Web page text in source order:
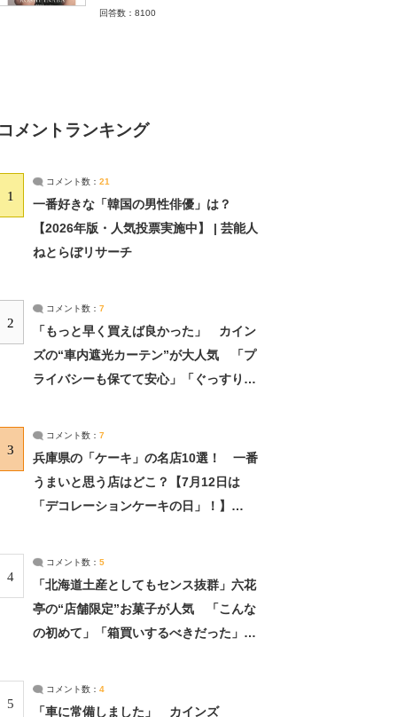
回答数：8100
コメントランキング
1
コメント数： 21
一番好きな「韓国の男性俳優」は？
【2026年版・人気投票実施中】 | 芸能人
ねとらぼリサーチ
2
コメント数： 7
「もっと早く買えば良かった」 カイン
ズの“車内遮光カーテン”が大人気 「プ
ライバシーも保てて安心」「ぐっすり眠
3
コメント数： 7
兵庫県の「ケーキ」の名店10選！ 一番
うまいと思う店はどこ？【7月12日は
「デコレーションケーキの日」！】
4
コメント数： 5
「北海道土産としてもセンス抜群」六花
亭の“店舗限定”お菓子が人気 「こんな
の初めて」「箱買いするべきだった」
5
コメント数： 4
「車に常備しました」 カインズ